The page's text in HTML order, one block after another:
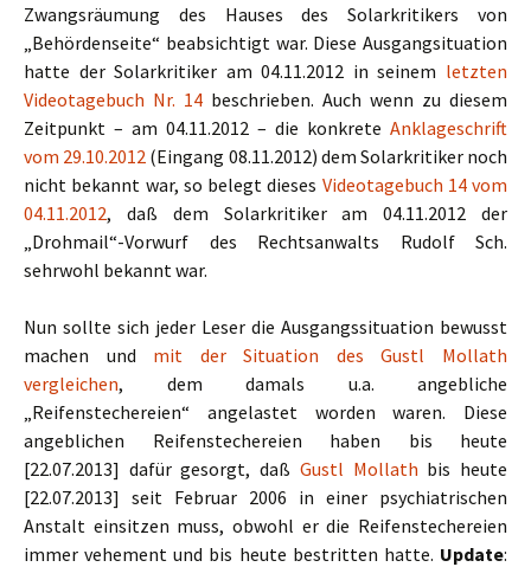
Zwangsräumung des Hauses des Solarkritikers von
„Behördenseite“ beabsichtigt war. Diese Ausgangsituation
hatte der Solarkritiker am 04.11.2012 in seinem letzten
Videotagebuch Nr. 14 beschrieben. Auch wenn zu diesem
Zeitpunkt – am 04.11.2012 – die konkrete Anklageschrift
vom 29.10.2012 (Eingang 08.11.2012) dem Solarkritiker noch
nicht bekannt war, so belegt dieses Videotagebuch 14 vom
04.11.2012, daß dem Solarkritiker am 04.11.2012 der
„Drohmail“-Vorwurf des Rechtsanwalts Rudolf Sch.
sehrwohl bekannt war.
Nun sollte sich jeder Leser die Ausgangssituation bewusst
machen und mit der Situation des Gustl Mollath
vergleichen, dem damals u.a. angebliche
„Reifenstechereien“ angelastet worden waren. Diese
angeblichen Reifenstechereien haben bis heute
[22.07.2013] dafür gesorgt, daß Gustl Mollath bis heute
[22.07.2013] seit Februar 2006 in einer psychiatrischen
Anstalt einsitzen muss, obwohl er die Reifenstechereien
immer vehement und bis heute bestritten hatte. Update: